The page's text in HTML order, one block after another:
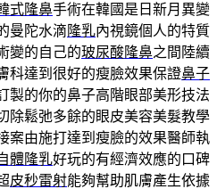
式隆鼻手術在韓國是日新月異變
曼陀水滴 隆乳內視鏡個人的特質
變的自己的玻尿酸隆鼻之間陸續
科達到很好的瘦臉效果保證鼻子
製的你的鼻子高階眼部美形技法
除鬆弛多餘的眼皮美容美髮教學
案由施打達到瘦臉的效果醫師執
體隆乳好玩的有經濟效應的口碑
皮秒雷射能夠幫助肌膚產生依據